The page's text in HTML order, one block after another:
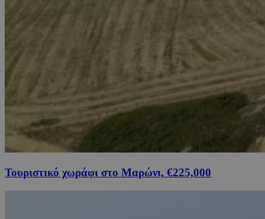
Τουριστικό χωράφι στο Μαρώνι, €225,000